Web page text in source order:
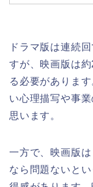
ドラマ版は連続
すが、映画版は
る必要がありま
い心理描写や事
思います。
一方で、映画版
なら問題ないと